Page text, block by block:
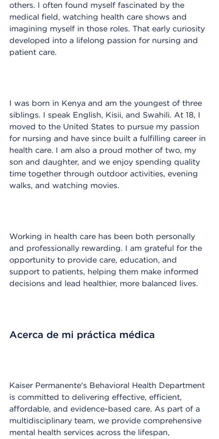
others. I often found myself fascinated by the
medical field, watching health care shows and
imagining myself in those roles. That early curiosity
developed into a lifelong passion for nursing and
patient care.
I was born in Kenya and am the youngest of three
siblings. I speak English, Kisii, and Swahili. At 18, I
moved to the United States to pursue my passion
for nursing and have since built a fulfilling career in
health care. I am also a proud mother of two, my
son and daughter, and we enjoy spending quality
time together through outdoor activities, evening
walks, and watching movies.
Working in health care has been both personally
and professionally rewarding. I am grateful for the
opportunity to provide care, education, and
support to patients, helping them make informed
decisions and lead healthier, more balanced lives.
Acerca de mi práctica médica
Kaiser Permanente's Behavioral Health Department
is committed to delivering effective, efficient,
affordable, and evidence-based care. As part of a
multidisciplinary team, we provide comprehensive
mental health services across the lifespan,